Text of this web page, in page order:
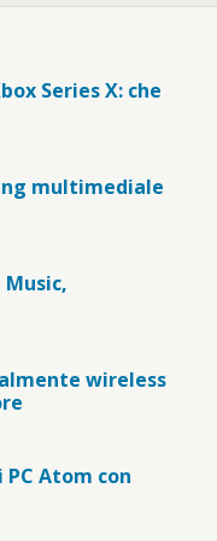
Series X: che
multimediale
wireless
PC Atom con